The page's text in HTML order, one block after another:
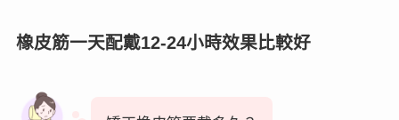
橡皮筋一天配戴12-24小時效果比較好